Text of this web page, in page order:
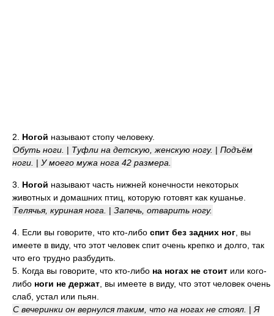
2. Ногой называют стопу человеку.
Обуть ноги. | Туфли на детскую, женскую ногу. | Подъём
ноги. | У моего мужа нога 42 размера.
3. Ногой называют часть нижней конечности некоторых
животных и домашних птиц, которую готовят как кушанье.
Телячья, куриная нога.
| Запечь, отварить ногу.
4. Если вы говорите, что кто-либо спит без задних ног , вы
имеете в виду, что этот человек спит очень крепко и долго, так
что его трудно разбудить.
5. Когда вы говорите, что кто-либо на ногах не стоит или кого-
либо ноги не держат , вы имеете в виду, что этот человек очень
слаб, устал или пьян.
С вечеринки он вернулся таким, что на ногах не стоял. | Я